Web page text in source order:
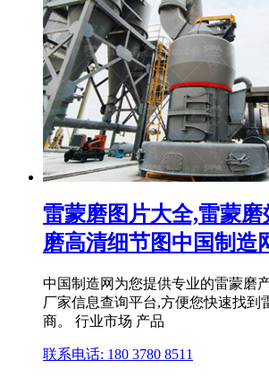
雷蒙磨图片大全,雷蒙
磨高清细节图中国制造
中国制造网为您提供专业的雷蒙磨
厂家信息查询平台,方便您快速找到
商。 行业市场 产品
联系电话: 180 3780 8511